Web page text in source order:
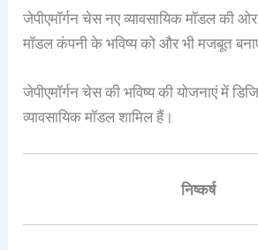
जेपीएमॉर्गन चेस नए व्यावसायिक मॉडल की
मॉडल कंपनी के भविष्य को और भी मजबूत
जेपीएमॉर्गन चेस की भविष्य की योजनाएं में
व्यावसायिक मॉडल शामिल हैं।
निष्कर्ष